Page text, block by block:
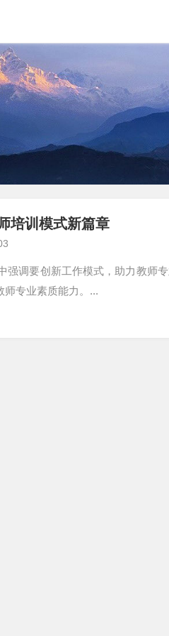
培训模式新篇章
强调要创新工作模式，助力教师
师专业素质能力。...